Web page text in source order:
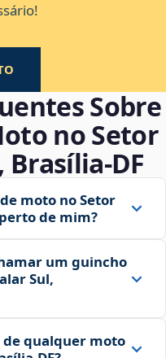
Sobre
no Setor
moto no Setor
de mim?
um guincho
Sul,
qualquer moto